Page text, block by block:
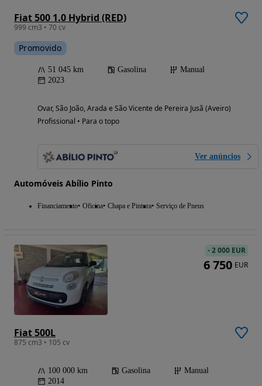
Fiat 500 1.0 Hybrid (RED)
999 cm3 • 70 cv
Promovido
51 045 km Gasolina
Manual
2023
Ovar, São João, Arada e São Vicente de Pereira Jusã (Aveiro)
Profissional • Para o topo
Ver anúncios
Automóveis Abílio Pinto
Financiamento Oficina Chapa e Pintura Serviço de Pneus
Fiat 500L
875 cm3 • 105 cv
100 000 km Gasolina
Manual
2014
-2 000 EUR
6 750 EUR